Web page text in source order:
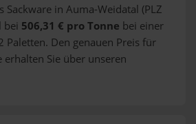
Sackware in Auma-Weidatal (PLZ
bei 506,31 € pro Tonne bei einer
Paletten. Den genauen Preis für
erhalten Sie über unseren